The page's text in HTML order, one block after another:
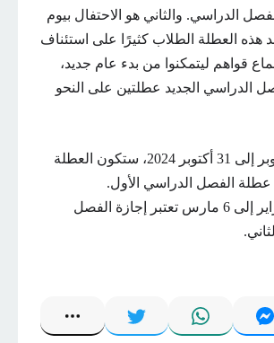
الدراسي. والثاني هو الاحتفال بيوم
هذه العطلة الطلاب كثيرًا على استئناف
قواهم ليتمكنوا من بدء عام جديد،
الدراسي الجديد عطلتين على النحو
من 20 أكتوبر إلى 31 أكتوبر 2024، ستكون العطلة
عطلة الفصل الدراسي الأول.
من 25 فبراير إلى 6 مارس تعتبر إجازة الفصل